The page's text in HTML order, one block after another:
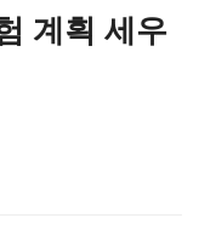
계획 세우